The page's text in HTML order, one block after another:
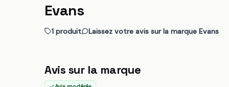
Evans
1 produit Laissez votre avis sur la marque Evans
Avis sur la marque